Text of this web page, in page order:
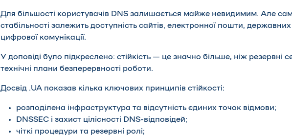
Для більшості користувачів DNS залишається майже невидимим. Але
стабільності залежить доступність сайтів, електронної пошти, державних
цифрової комунікації.
У доповіді було підкреслено: стійкість — це значно більше, ніж резервні
технічні плани безперервності роботи.
Досвід .UA показав кілька ключових принципів стійкості:
розподілена інфраструктура та відсутність єдиних точок відмови;
DNSSEC і захист цілісності DNS-відповідей;
чіткі процедури та резервні ролі;